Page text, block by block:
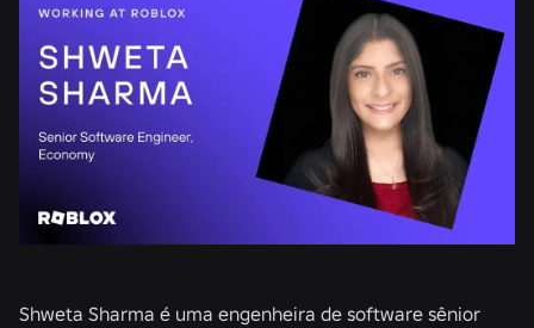
Shweta Sharma é uma engenheira de software sênior